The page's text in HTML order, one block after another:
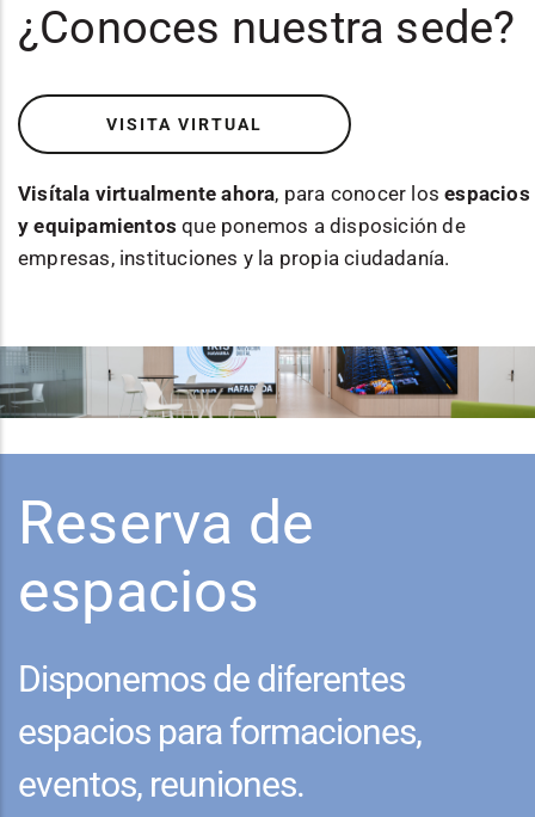
¿Conoces nuestra sede?
VISITA VIRTUAL
Visítala virtualmente ahora, para conocer losespacios
y equipamientos que ponemos a disposición de
empresas, instituciones y la propia ciudadanía.
Reserva de
espacios
Disponemos de diferentes
espacios para formaciones,
eventos, reuniones.